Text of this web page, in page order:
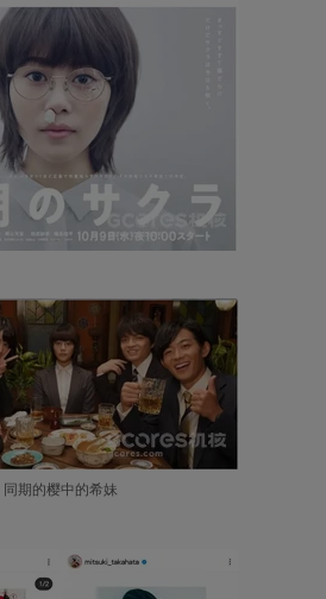
同期的樱中的希妹